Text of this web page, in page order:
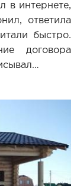
в интернете,
ответила
быстро.
договора